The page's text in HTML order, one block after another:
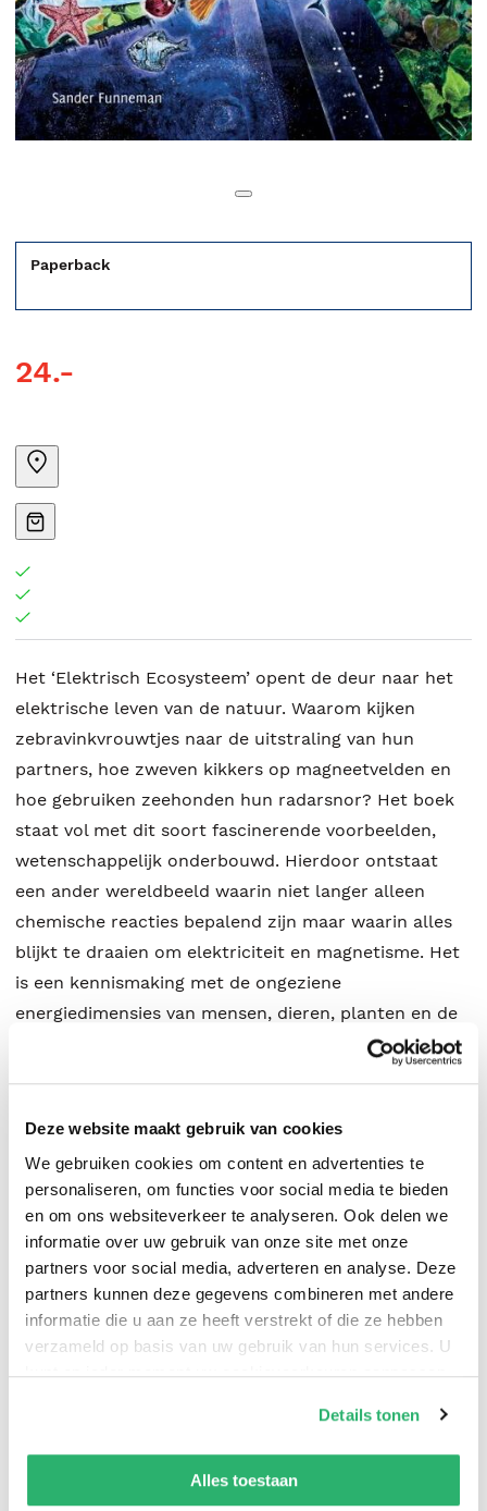
Deze website maakt gebruik van cookies
We gebruiken cookies om content en advertenties te
personaliseren, om functies voor social media te bieden
en om ons websiteverkeer te analyseren. Ook delen we
informatie over uw gebruik van onze site met onze
partners voor social media, adverteren en analyse. Deze
partners kunnen deze gegevens combineren met andere
informatie die u aan ze heeft verstrekt of die ze hebben
verzameld op basis van uw gebruik van hun services. U
kunt op ieder moment uw cookievoorkeuren aanpassen
We werken samen met42 derdendie uw gegevens
kunnen ontvangen en verwerken.
Details tonen
Alles toestaan
Paperback
24.-
Het ‘Elektrisch Ecosysteem’ opent de deur naar het
elektrische leven van de natuur. Waarom kijken
zebravinkvrouwtjes naar de uitstraling van hun
partners, hoe zweven kikkers op magneetvelden en
hoe gebruiken zeehonden hun radarsnor? Het boek
staat vol met dit soort fascinerende voorbeelden,
wetenschappelijk onderbouwd. Hierdoor ontstaat
een ander wereldbeeld waarin niet langer alleen
chemische reacties bepalend zijn maar waarin alles
blijkt te draaien om elektriciteit en magnetisme. Het
is een kennismaking met de ongeziene
energiedimensies van mensen, dieren, planten en de
aarde. Daarnaast introduceert het boek ook een
zorgwekkende realiteit omdat het gebruik van steeds
mee brengt. Zo blijkt dat straling van zendmasten
het gedrag van koeien beïnvloedt en bomen
beschadigt. Met talloze vragen wordt de dialoog
hierover gevoed. Ook biedt het een hoopvol
perspectief, want hoewel stralingsbronnen schade
aan kunnen richten kunnen daarentegen specifieke
frequenties helpen bij genezingsprocessen. Het boek
spreekt over de kwetsbaarheid van het natuurlijk
elektrisch ecosysteem waarin alles met elkaar